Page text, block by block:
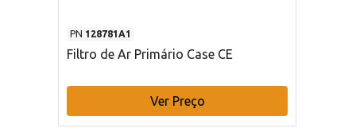
PN 128781A1
Filtro de Ar Primário Case CE
Ver Preço